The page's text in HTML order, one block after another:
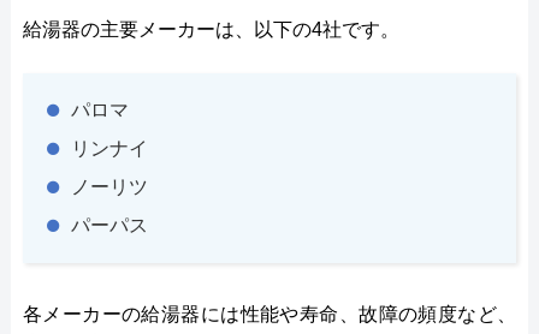
給湯器の主要メーカーは、以下の4社です。
パロマ
リンナイ
ノーリツ
パーパス
各メーカーの給湯器には性能や寿命、故障の頻度など、